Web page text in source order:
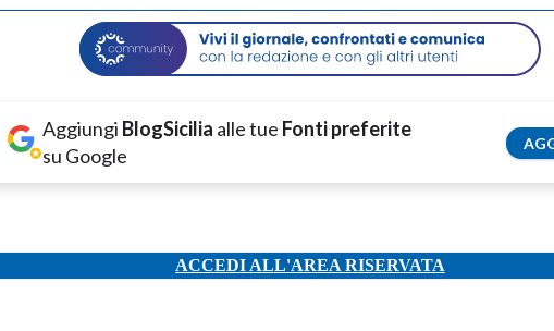
Aggiungi BlogSicilia alle tue Fonti preferite
su Google
ACCEDI ALL'AREA RISERVATA